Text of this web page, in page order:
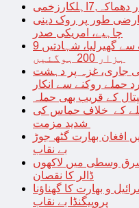
طور پر روک دینی
چاہیے، امریکی صدر
اسرائیل نے غزہ کو چاروں طرف سے گھیرلیا، شہادتیں 9
ہزار 200 ہوگئیں
جاری، غزہ پر دہشت
حملے روکنے سے انکار
کے قریب بھی حملہ
کے خلاف حماس کی
افغان بھارت گٹھ جوڑ
بے نقاب
وسطی میں لاکھوں
ڈالر کا نقصان
و بھارت کا گھناؤنا
پروپیگنڈا بے نقاب